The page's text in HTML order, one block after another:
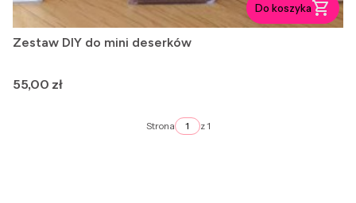
Do koszyka
Zestaw DIY do mini deserków
Cena
55,00 zł
Strona z 1